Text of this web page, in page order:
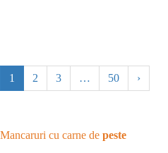
1 2 3 … 50 ›
Mancaruri cu carne de peste